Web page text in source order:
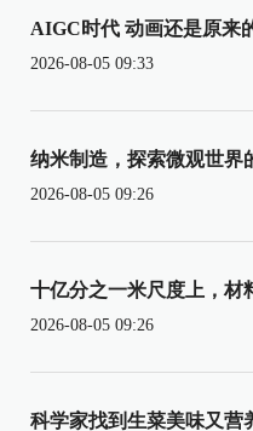
AIGC时代 动画还是原来
2026-08-05 09:33
纳米制造，探索微观世界
2026-08-05 09:26
十亿分之一米尺度上，材
2026-08-05 09:26
科学家找到生菜美味又营